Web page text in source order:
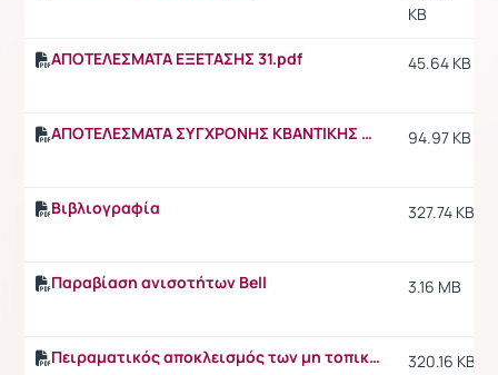
KB
ΑΠΟΤΕΛΕΣΜΑΤΑ ΕΞΕΤΑΣΗΣ 31.pdf 45.64 KB
ΑΠΟΤΕΛΕΣΜΑΤΑ ΣΥΓΧΡΟΝΗΣ ΚΒΑΝΤΙΚΗΣ ΜΗΧΑΝΙΚΗΣ 3_10_2025.pdf 94.97 KB
Βιβλιογραφία 327.74 KB
Παραβίαση ανισοτήτων Bell 3.16 MB
Πειραματικός αποκλεισμός των μη τοπικών κρυμμένων μεταβλητών. 320.16 KB